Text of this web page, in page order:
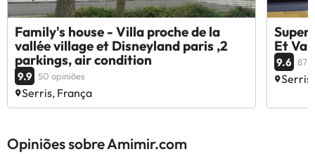
Family's house - Villa proche de la
vallée village et Disneyland paris ,2
parkings, air condition
9.9 50 opiniões
Serris, França
Et Val
9.6 87
Opiniões sobre Amimir.com